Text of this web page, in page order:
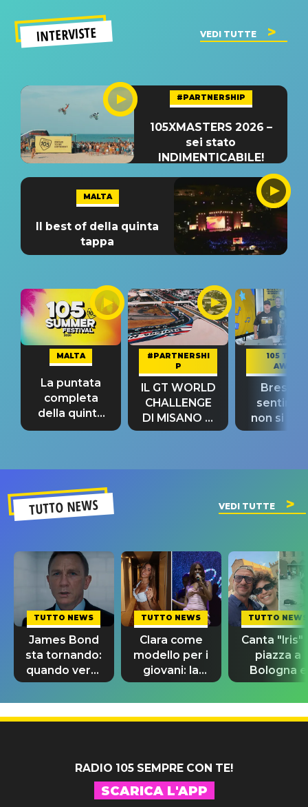
INTERVISTE VEDI TUTTE
#PARTNERSHIP
105XMASTERS 2026 –
sei stato
INDIMENTICABILE!
MALTA
Il best of della quinta
tappa
MALTA
La puntata
completa
della quinta
tappa
#PARTNERSHI
P
IL GT WORLD
CHALLENGE
DI MISANO si
riconferma
105 TAKE
AWAY
Bresh:
non si
fino alla
TUTTO NEWS VEDI TUTTE
TUTTO NEWS
James Bond
sta tornando:
quando verrà
svelato il
nuovo 007
TUTTO NEWS
Clara come
modello per i
giovani: la
dedica
dell'ex
professore
TUTTO NEWS
Canta "Iris"
piazza a
Bologna e
spunta
Antonacci
RADIO 105 SEMPRE CON TE!
SCARICA L'APP